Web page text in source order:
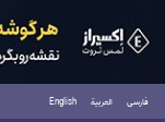
فارسی العربية English